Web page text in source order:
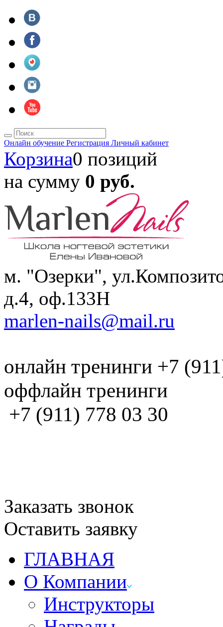
Онлайн обучение Регистрация Личный кабинет
Корзина0 позиций
на сумму 0 руб.
м. "Озерки",
д.4, оф.133H
marlen-nails@mail.ru
онлайн тренинги +7
оффлайн тренинги
+7 (911) 778 03 30
Заказать звонок
Оставить заявку
ГЛАВНАЯ
О Компании
Инструкторы